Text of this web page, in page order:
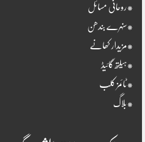
*روحانی مسائل
*سنہرے بندھن
*مزیدار کھانے
*ہیلتھ گائیڈ
*ٹائمز کلب
*بلاگ